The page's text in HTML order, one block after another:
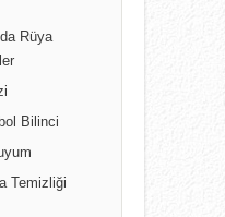
Rüya
Bilinci
Temizliği